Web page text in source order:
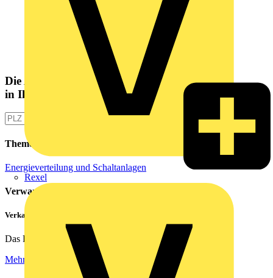
Rexel
Die Altlampen Sammelstelle
in Ihrer Nähe
Themen
Energieverteilung und Schaltanlagen
Verwandte Inhalte
Verkabelung von Rechenzentren
Das Rechenzentrum ist das Herzstück eines jeden...
Mehr lesen